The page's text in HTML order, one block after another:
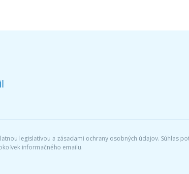
legislatívou a zásadami ochrany osobných údajov. Súhlas
informačného emailu.